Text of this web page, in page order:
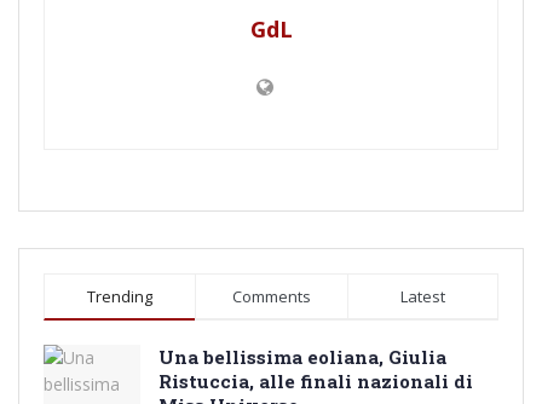
GdL
Trending Comments Latest
Una bellissima eoliana, Giulia
Ristuccia, alle finali nazionali di